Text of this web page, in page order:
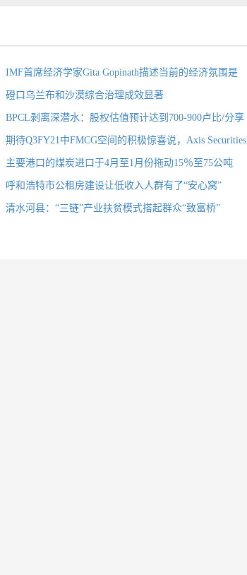
IMF首席经济学家Gita Gopinath描述当前的经济氛围是
磴口乌兰布和沙漠综合治理成效显著
BPCL剥离深潜水：股权估值预计达到700-900卢比/分享
期待Q3FY21中FMCG空间的积极惊喜说，Axis Securities
主要港口的煤炭进口于4月至1月份拖动15％至75公吨
呼和浩特市公租房建设让低收入人群有了“安心窝”
清水河县：“三链”产业扶贫模式搭起群众“致富桥”